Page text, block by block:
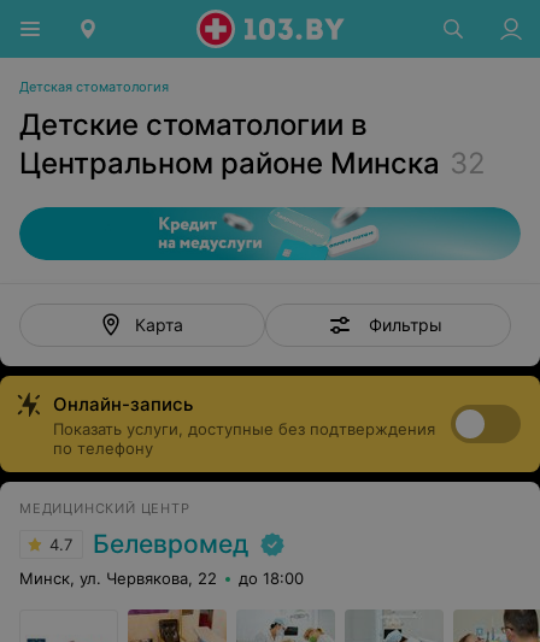
Детская стоматология
Детские стоматологии в
Центральном районе Минска 32
Карта Фильтры
Онлайн-запись
Показать услуги, доступные без подтверждения
по телефону
МЕДИЦИНСКИЙ ЦЕНТР
4.7 Белевромед
Минск, ул. Червякова, 22 до 18:00